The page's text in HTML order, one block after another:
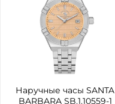
Наручные часы SANTA
BARBARA SB.1.10559-1